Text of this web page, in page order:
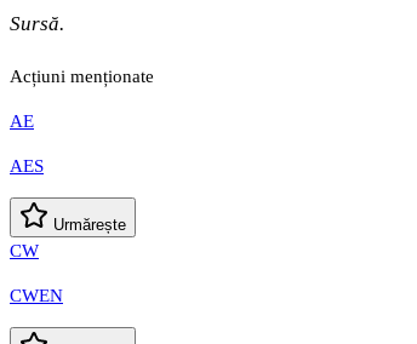
Sursă.
Acțiuni menționate
AE
AES
Urmărește
CW
CWEN